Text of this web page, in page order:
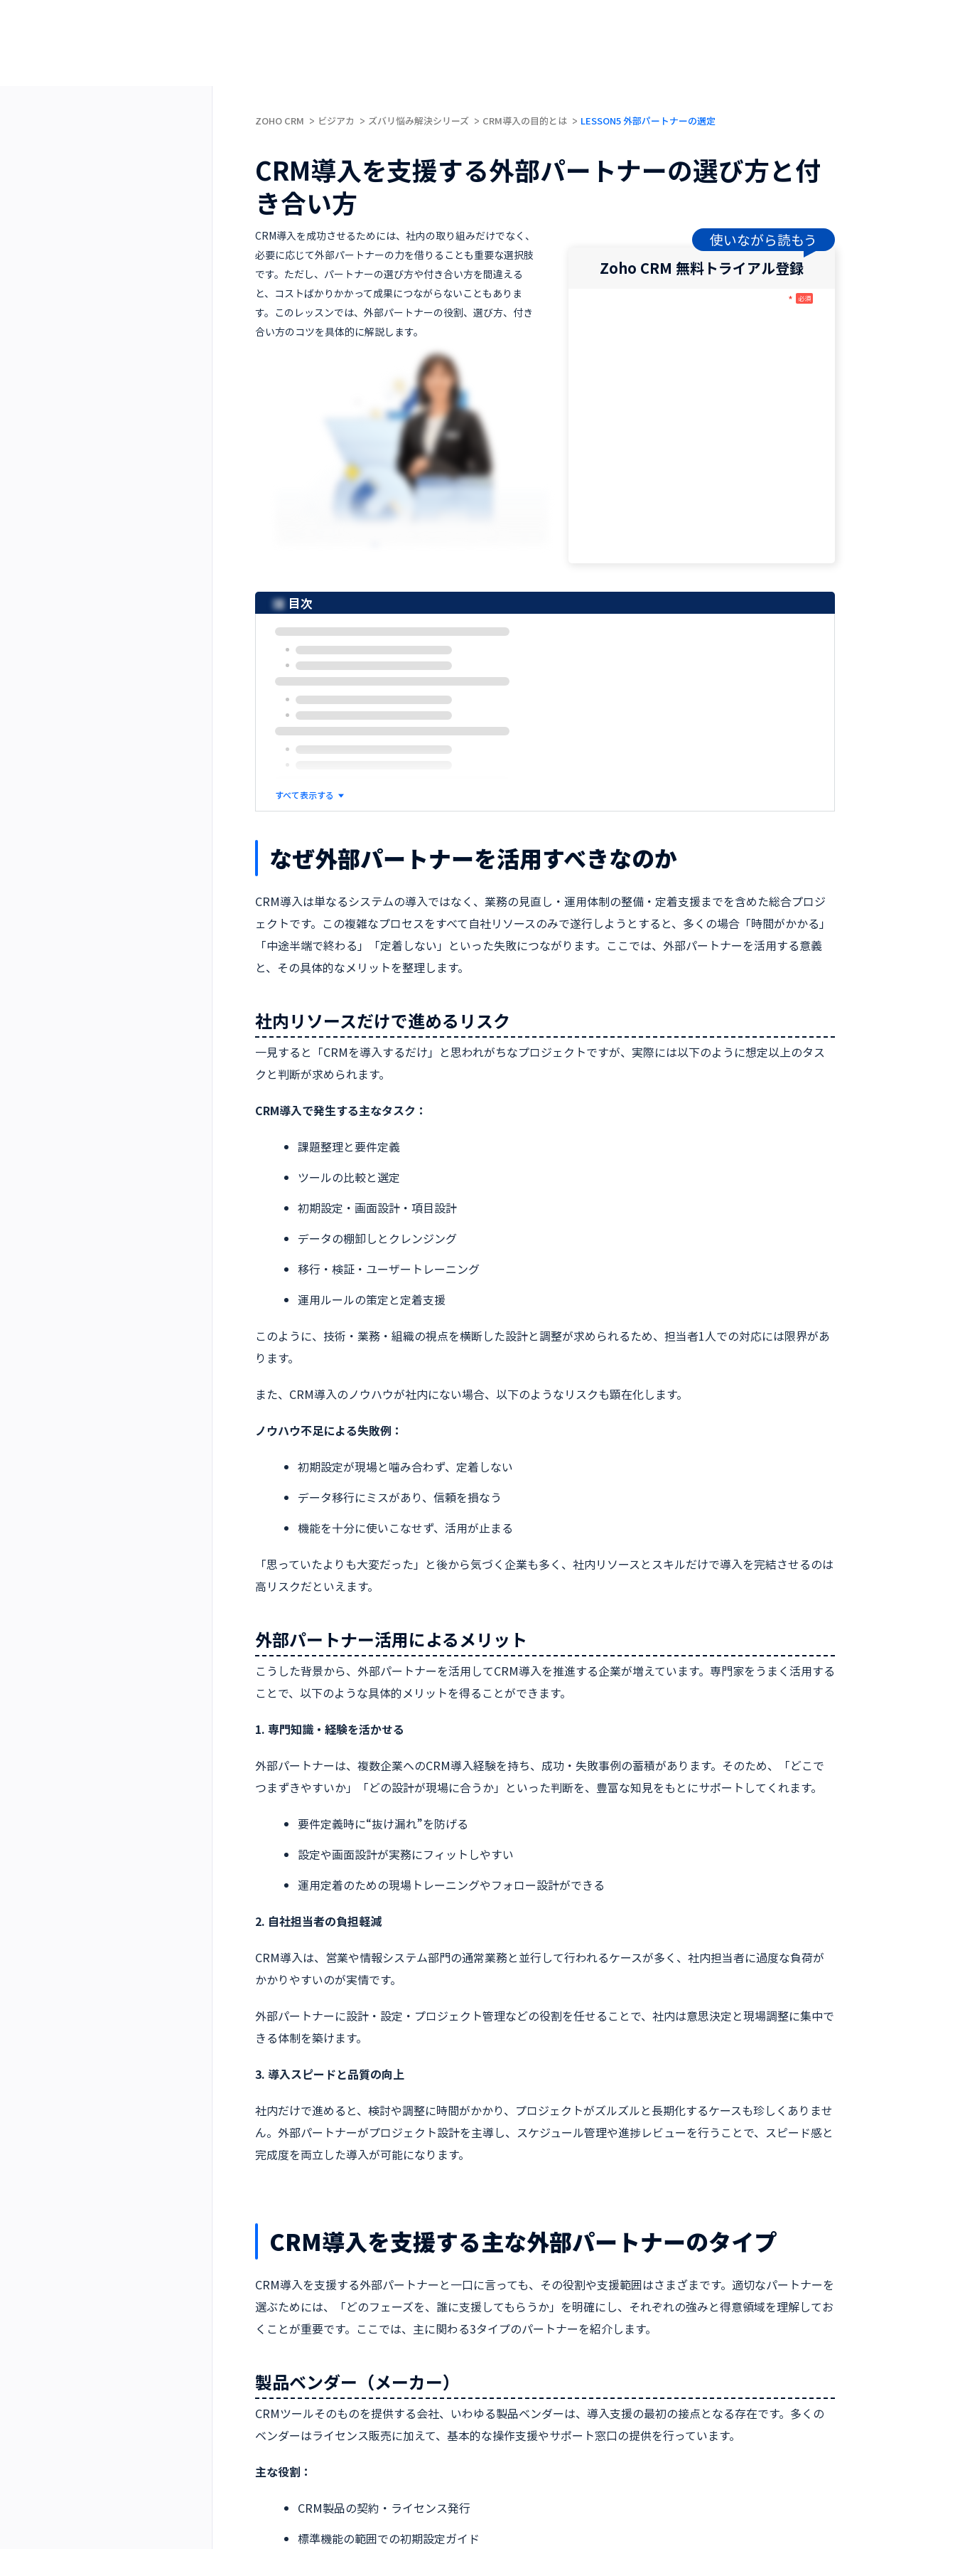
ZOHO CRM ビジアカ ズバリ悩み解決シリーズ CRM導入の目的とは LESSON5 外部パートナーの選定
CRM導入を支援する外部パートナーの選び方と付
き合い方
CRM導入を成功させるためには、社内の取り組みだけでなく、
必要に応じて外部パートナーの力を借りることも重要な選択肢
です。ただし、パートナーの選び方や付き合い方を間違える
と、コストばかりかかって成果につながらないこともありま
す。このレッスンでは、外部パートナーの役割、選び方、付き
合い方のコツを具体的に解説します。
Zoho CRM 無料トライアル登録
使いながら読もう
* 必須
目次
すべて表示する
なぜ外部パートナーを活用すべきなのか
CRM導入は単なるシステムの導入ではなく、業務の見直し・運用体制の整備・定着支援までを含めた総合プロジ
ェクトです。この複雑なプロセスをすべて自社リソースのみで遂行しようとすると、多くの場合「時間がかかる」
「中途半端で終わる」「定着しない」といった失敗につながります。ここでは、外部パートナーを活用する意義
と、その具体的なメリットを整理します。
社内リソースだけで進めるリスク
一見すると「CRMを導入するだけ」と思われがちなプロジェクトですが、実際には以下のように想定以上のタス
クと判断が求められます。
CRM導入で発生する主なタスク：
課題整理と要件定義
ツールの比較と選定
初期設定・画面設計・項目設計
データの棚卸しとクレンジング
移行・検証・ユーザートレーニング
運用ルールの策定と定着支援
このように、技術・業務・組織の視点を横断した設計と調整が求められるため、担当者1人での対応には限界があ
ります。
また、CRM導入のノウハウが社内にない場合、以下のようなリスクも顕在化します。
ノウハウ不足による失敗例：
初期設定が現場と噛み合わず、定着しない
データ移行にミスがあり、信頼を損なう
機能を十分に使いこなせず、活用が止まる
「思っていたよりも大変だった」と後から気づく企業も多く、社内リソースとスキルだけで導入を完結させるのは
高リスクだといえます。
外部パートナー活用によるメリット
こうした背景から、外部パートナーを活用してCRM導入を推進する企業が増えています。専門家をうまく活用する
ことで、以下のような具体的メリットを得ることができます。
1. 専門知識・経験を活かせる
外部パートナーは、複数企業へのCRM導入経験を持ち、成功・失敗事例の蓄積があります。そのため、「どこで
つまずきやすいか」「どの設計が現場に合うか」といった判断を、豊富な知見をもとにサポートしてくれます。
要件定義時に“抜け漏れ”を防げる
設定や画面設計が実務にフィットしやすい
運用定着のための現場トレーニングやフォロー設計ができる
2. 自社担当者の負担軽減
CRM導入は、営業や情報システム部門の通常業務と並行して行われるケースが多く、社内担当者に過度な負荷が
かかりやすいのが実情です。
外部パートナーに設計・設定・プロジェクト管理などの役割を任せることで、社内は意思決定と現場調整に集中で
きる体制を築けます。
3. 導入スピードと品質の向上
社内だけで進めると、検討や調整に時間がかかり、プロジェクトがズルズルと長期化するケースも珍しくありませ
ん。外部パートナーがプロジェクト設計を主導し、スケジュール管理や進捗レビューを行うことで、スピード感と
完成度を両立した導入が可能になります。
CRM導入を支援する主な外部パートナーのタイプ
CRM導入を支援する外部パートナーと一口に言っても、その役割や支援範囲はさまざまです。適切なパートナーを
選ぶためには、「どのフェーズを、誰に支援してもらうか」を明確にし、それぞれの強みと得意領域を理解してお
くことが重要です。ここでは、主に関わる3タイプのパートナーを紹介します。
製品ベンダー（メーカー）
CRMツールそのものを提供する会社、いわゆる製品ベンダーは、導入支援の最初の接点となる存在です。多くの
ベンダーはライセンス販売に加えて、基本的な操作支援やサポート窓口の提供を行っています。
主な役割：
CRM製品の契約・ライセンス発行
標準機能の範囲での初期設定ガイド